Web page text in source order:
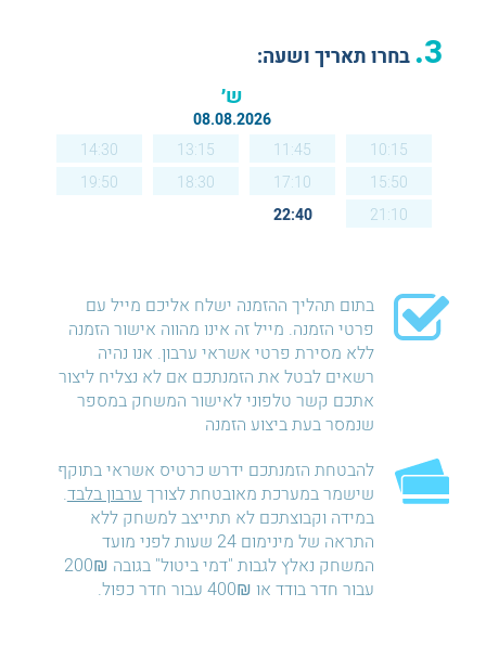
3. בחרו תאריך ושעה:
ש׳
08.08.2026
10:15
11:45
13:15
14:30
15:50
17:10
18:30
19:50
21:10
22:40
בתום תהליך ההזמנה ישלח אליכם מייל עם
פרטי הזמנה. מייל זה אינו מהווה אישור הזמנה
ללא מסירת פרטי אשראי ערבון. אנו נהיה
רשאים לבטל את הזמנתכם אם לא נצליח ליצור
אתכם קשר טלפוני לאישור המשחק במספר
שנמסר בעת ביצוע הזמנה
להבטחת הזמנתכם ידרש כרטיס אשראי בתוקף
שישמר במערכת מאובטחת לצורךערבון בלבד.
במידה וקבוצתכם לא תתייצב למשחק ללא
התראה של מינימום 24 שעות לפני מועד
המשחק נאלץ לגבות "דמי ביטול" בגובה 200₪
עבור חדר בודד או 400₪ עבור חדר כפול.